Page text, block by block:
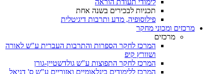
לימודי תעודת הוראה
תכניות לבכירים בשנה אחת
פילוסופיה, מדע ותרבות דיגיטלית
מרכזים ומכוני מחקר
מרכזים
המרכז לחקר הספרות והתרבות העברית ע"ש לאורה
ושוורץ קיפ
המרכז לחקר התפוצות ע"ש גולדשטיין-גורן
המרכז ללימודים בינלאומיים ואזוריים ע"ש ס' דניאל